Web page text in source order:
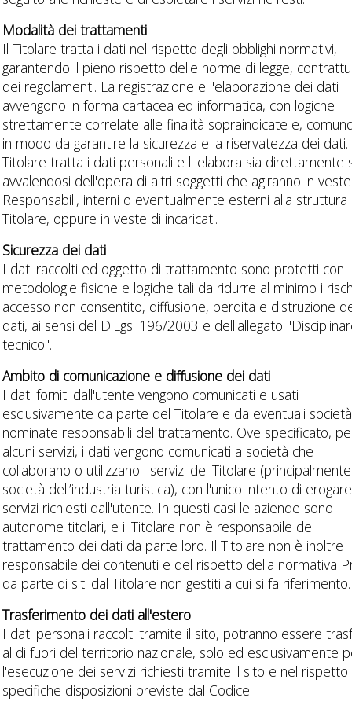
Modalità dei trattamenti
Il Titolare tratta i dati nel rispetto degli obblighi normativi,
garantendo il pieno rispetto delle norme di legge,
dei regolamenti. La registrazione e l'elaborazione dei dati
avvengono in forma cartacea ed informatica, con logiche
strettamente correlate alle finalità sopraindicate e,
in modo da garantire la sicurezza e la riservatezza dei dati.
Titolare tratta i dati personali e li elabora sia direttamente
avvalendosi dell'opera di altri soggetti che agiranno in
Responsabili, interni o eventualmente esterni alla struttura
Titolare, oppure in veste di incaricati.
Sicurezza dei dati
I dati raccolti ed oggetto di trattamento sono protetti con
metodologie fisiche e logiche tali da ridurre al minimo i
accesso non consentito, diffusione, perdita e distruzione
dati, ai sensi del D.Lgs. 196/2003 e dell'allegato
tecnico".
Ambito di comunicazione e diffusione dei dati
I dati forniti dall'utente vengono comunicati e usati
esclusivamente da parte del Titolare e da eventuali società
nominate responsabili del trattamento. Ove specificato,
alcuni servizi, i dati vengono comunicati a società che
collaborano o utilizzano i servizi del Titolare (principalmente
società dell’industria turistica), con l'unico intento di
servizi richiesti dall'utente. In questi casi le aziende sono
autonome titolari, e il Titolare non è responsabile del
trattamento dei dati da parte loro. Il Titolare non è inoltre
responsabile dei contenuti e del rispetto della normativa
da parte di siti dal Titolare non gestiti a cui si fa riferimento.
Trasferimento dei dati all'estero
I dati personali raccolti tramite il sito, potranno essere
al di fuori del territorio nazionale, solo ed esclusivamente
l'esecuzione dei servizi richiesti tramite il sito e nel
specifiche disposizioni previste dal Codice.